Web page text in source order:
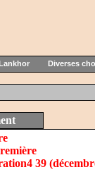
Diverses
39